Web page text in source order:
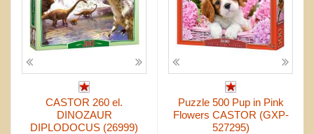
CASTOR 260 el.
DINOZAUR
DIPLODOCUS (26999)
Puzzle 500 Pup in Pink
Flowers CASTOR (GXP-
527295)